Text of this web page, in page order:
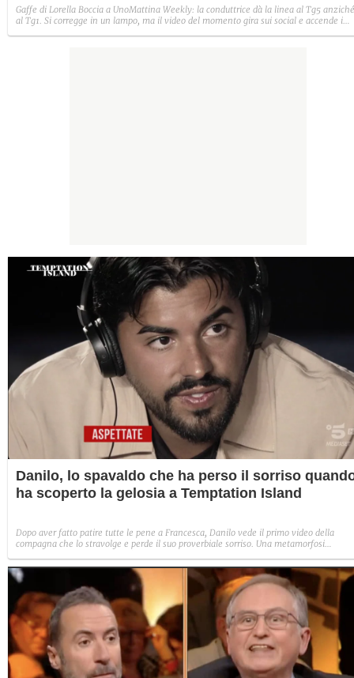
Gaffe di Lorella Boccia a UnoMattina Weekly: la conduttrice dà la linea al Tg5 anziché
al Tg1. Si corregge in un lampo, ma il video del momento gira sui social e accende i
Danilo, lo spavaldo che ha perso il sorriso
ha scoperto la gelosia a Temptation Island
Dopo aver fatto patire tutte le pene a Francesca, Danilo vede il primo video della
compagna che lo stravolge e perde il suo proverbiale sorriso. Una metamorfosi